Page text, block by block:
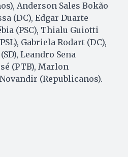
Anderson Sales Bokão
(DC), Edgar Duarte
(PSC), Thialu Guiotti
Gabriela Rodart (DC),
Leandro Sena
(PTB), Marlon
(Republicanos).